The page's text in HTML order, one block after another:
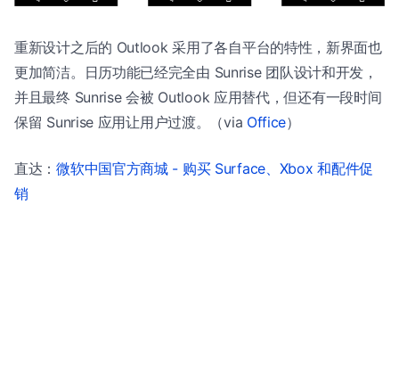
重新设计之后的 Outlook 采用了各自平台的特性，新界面也
更加简洁。日历功能已经完全由 Sunrise 团队设计和开发，
并且最终 Sunrise 会被 Outlook 应用替代，但还有一段时间
保留 Sunrise 应用让用户过渡。（via Office）
直达：微软中国官方商城 - 购买 Surface、Xbox 和配件促
销